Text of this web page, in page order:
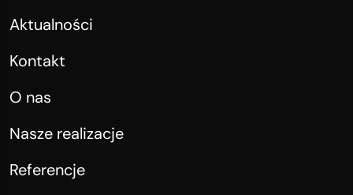
Aktualności
Kontakt
O nas
Nasze realizacje
Referencje